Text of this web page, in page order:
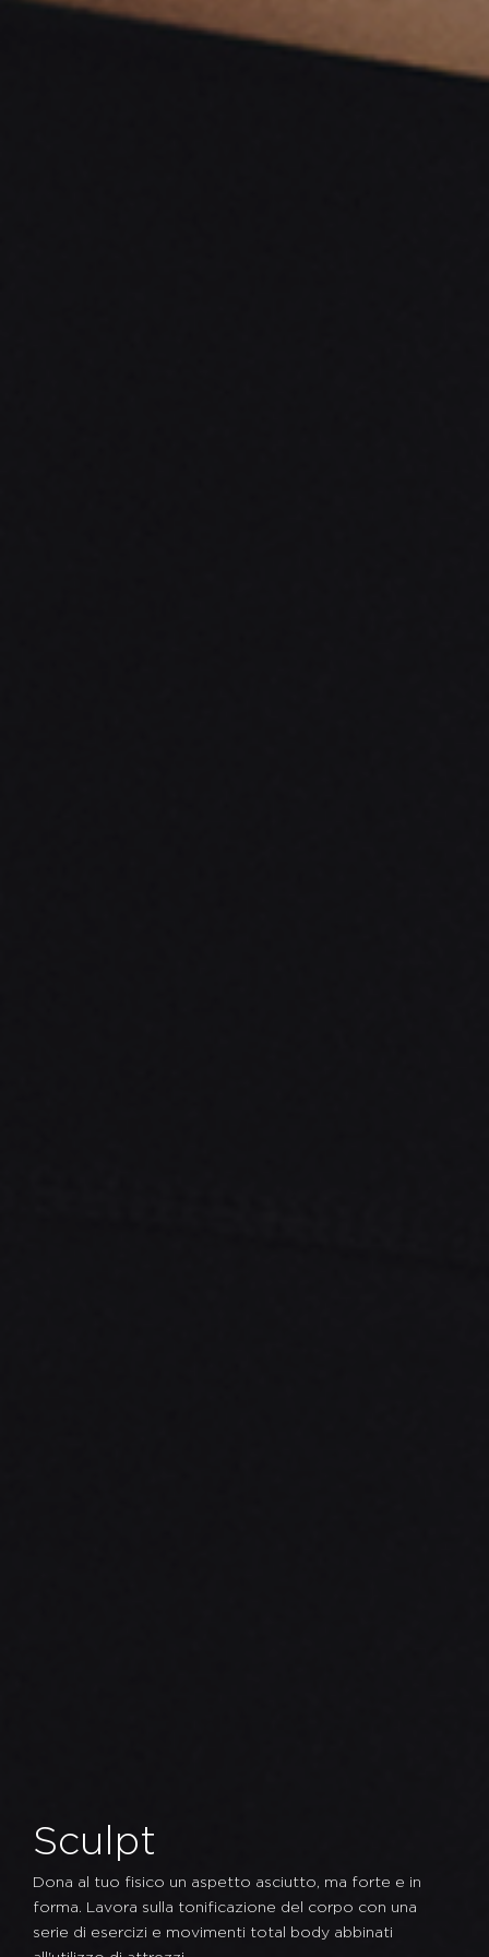
Sculpt
Dona al tuo fisico un aspetto asciutto, ma forte e in
forma. Lavora sulla tonificazione del corpo con una
serie di esercizi e movimenti total body abbinati